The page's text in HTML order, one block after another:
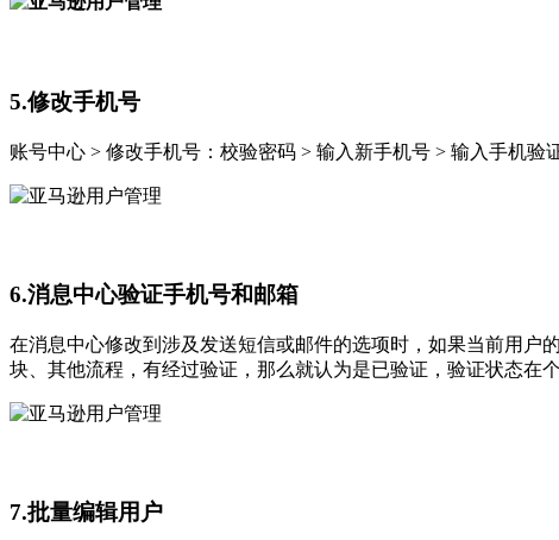
5.修改手机号
账号中心 > 修改手机号：校验密码 > 输入新手机号 > 输入手机验
6.消息中心验证手机号和邮箱
在消息中心修改到涉及发送短信或邮件的选项时，如果当前用户
块、其他流程，有经过验证，那么就认为是已验证，验证状态在
7.批量编辑用户